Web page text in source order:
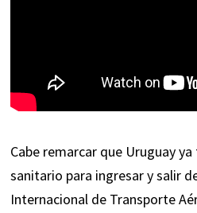
Cabe remarcar que Uruguay
sanitario para ingresar y salir
Internacional de Transporte